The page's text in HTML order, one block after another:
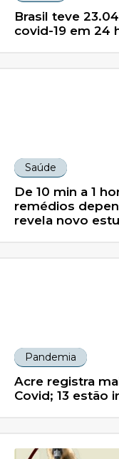
Brasil teve
covid-19 em 24
Saúde
De 10 min a 1
remédios
revela novo
Pandemia
Acre registra
Covid; 13 estão